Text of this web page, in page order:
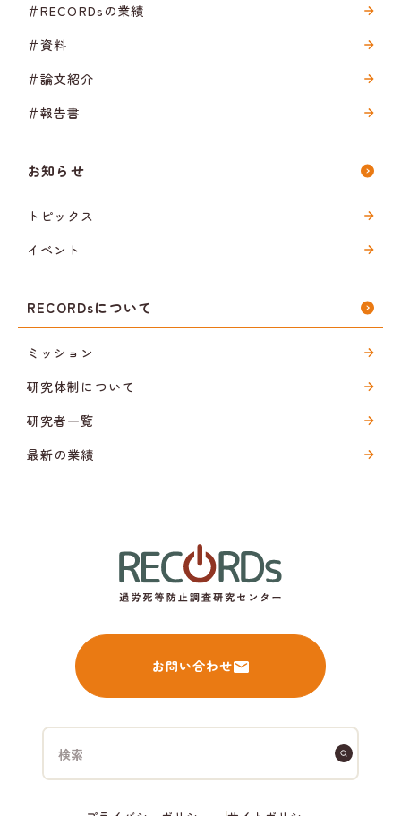
＃RECORDsの業績
＃資料
＃論文紹介
＃報告書
お知らせ
トピックス
イベント
RECORDsについて
ミッション
研究体制について
研究者一覧
最新の業績
お問い合わせ